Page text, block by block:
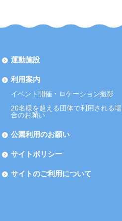
運動施設
利用案内
イベント開催・ロケーション撮影
20名様を超える団体で利用される場
合のお願い
公園利用のお願い
サイトポリシー
サイトのご利用について